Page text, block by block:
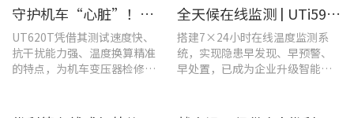
守护机车“心脏”！优利德UT620T助力HXD3C主变压器高效检修
UT620T凭借其测试速度快、
抗干扰能力强、温度换算精准
的特点，为机车变压器检修带
全天候在线监测 | UTi591B在线式红外热成像仪助力配电运维智能化转型
搭建7×24小时在线温度监测系
统，实现隐患早发现、早预警、
早处置，已成为企业升级智能运